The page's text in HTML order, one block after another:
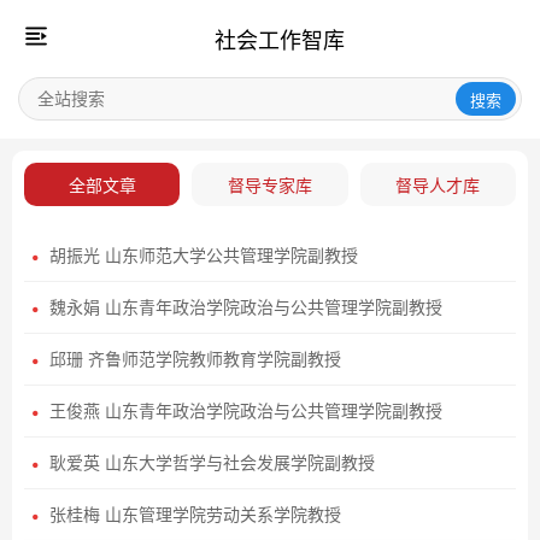
社会工作智库
搜索
全部文章 督导专家库 督导人才库
胡振光 山东师范大学公共管理学院副教授
魏永娟 山东青年政治学院政治与公共管理学院副教授
邱珊 齐鲁师范学院教师教育学院副教授
王俊燕 山东青年政治学院政治与公共管理学院副教授
耿爱英 山东大学哲学与社会发展学院副教授
张桂梅 山东管理学院劳动关系学院教授